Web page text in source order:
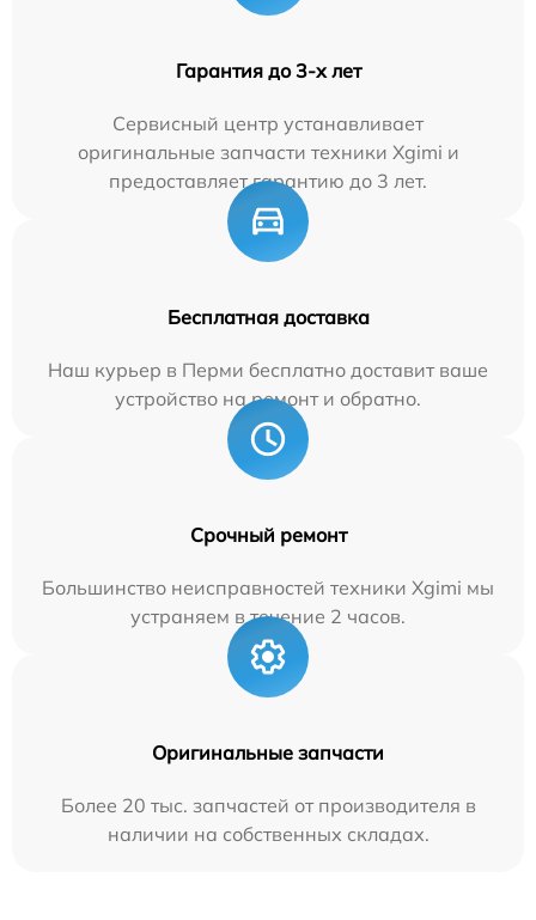
Гарантия до 3-х лет
Сервисный центр устанавливает
оригинальные запчасти техники Xgimi и
предоставляет гарантию до 3 лет.
Бесплатная доставка
Наш курьер в Перми бесплатно доставит ваше
устройство на ремонт и обратно.
Срочный ремонт
Большинство неисправностей техники Xgimi мы
устраняем в течение 2 часов.
Оригинальные запчасти
Более 20 тыс. запчастей от производителя в
наличии на собственных складах.